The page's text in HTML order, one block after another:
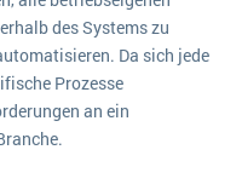
des Systems zu
Da sich jede
Prozesse
an ein